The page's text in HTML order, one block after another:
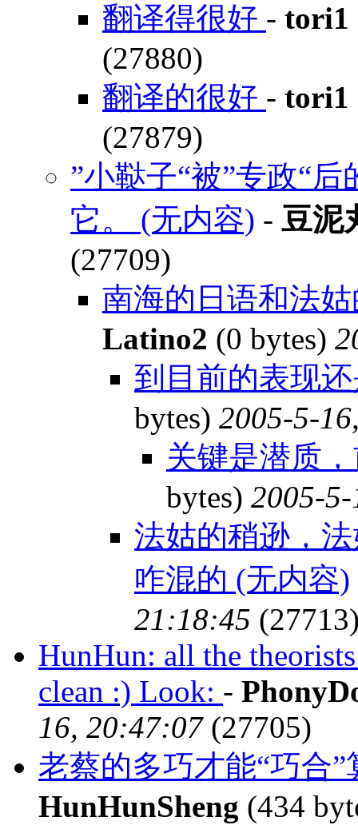
翻译得很好 - tori1
(27880)
翻译的很好 - tori1
(27879)
”小鞑子“被”专政“
它。 (无内容) - 豆泥
(27709)
南海的日语和法
Latino2 (0 bytes)
到目前的表现
bytes) 2005-5-
关键是潜质
bytes) 2005-
法姑的稍逊，
咋混的 (无内容)
21:18:45
HunHun: all the
clean :) Look: -
16, 20:47:07(27705)
老蔡的多巧才能“巧合
HunHunSheng (434